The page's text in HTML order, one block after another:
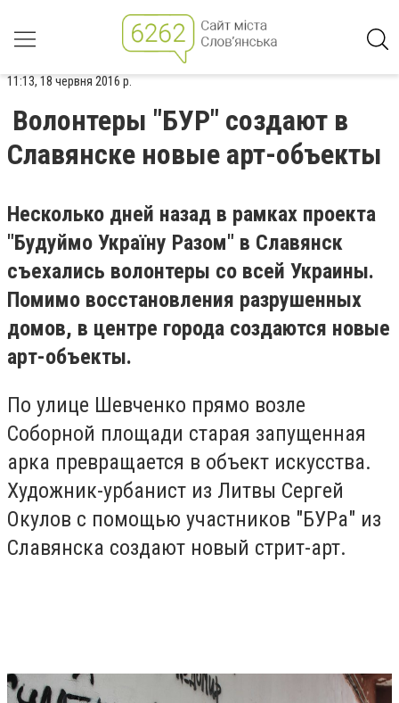
11:13, 18 червня 2016 р.
Волонтеры "БУР" создают в
Славянске новые арт-объекты
Несколько дней назад в рамках проекта
"Будуймо Україну Разом" в Славянск
съехались волонтеры со всей Украины.
Помимо восстановления разрушенных
домов, в центре города создаются новые
арт-объекты.
По улице Шевченко прямо возле
Соборной площади старая запущенная
арка превращается в объект искусства.
Художник-урбанист из Литвы Сергей
Окулов с помощью участников "БУРа" из
Славянска создают новый стрит-арт.